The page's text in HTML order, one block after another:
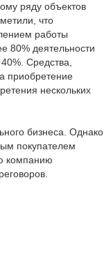
ряду объектов
что
работы
80% деятельности
Средства,
приобретение
нескольких
бизнеса. Однако,
покупателем
компанию